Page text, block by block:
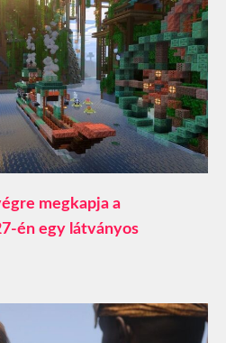
megkapja a
én egy látványos